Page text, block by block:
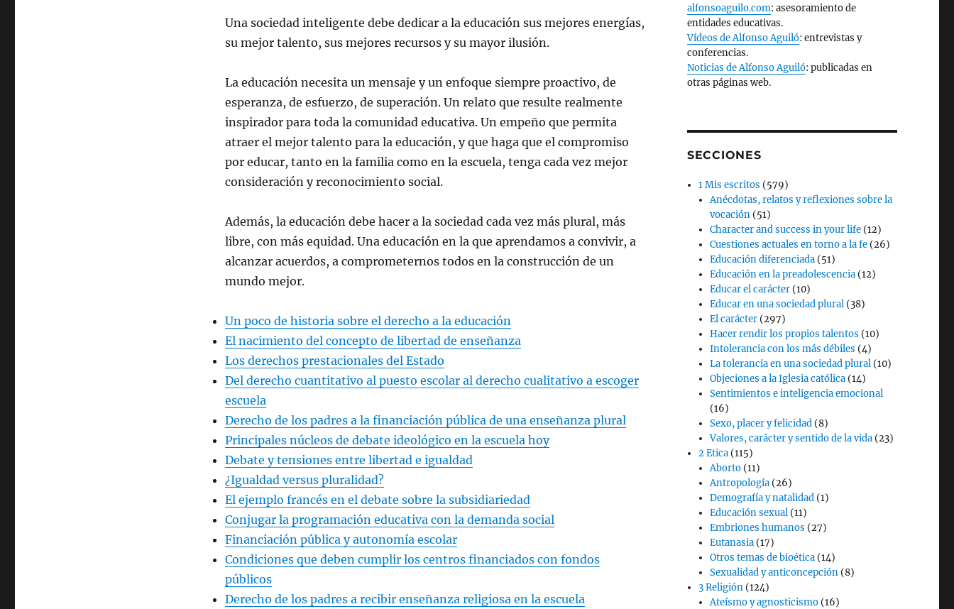
Una sociedad inteligente debe dedicar a la educación sus mejores energías,
su mejor talento, sus mejores recursos y su mayor ilusión.
La educación necesita un mensaje y un enfoque siempre proactivo, de
esperanza, de esfuerzo, de superación. Un relato que resulte realmente
inspirador para toda la comunidad educativa. Un empeño que permita
atraer el mejor talento para la educación, y que haga que el compromiso
por educar, tanto en la familia como en la escuela, tenga cada vez mejor
consideración y reconocimiento social.
Además, la educación debe hacer a la sociedad cada vez más plural, más
libre, con más equidad. Una educación en la que aprendamos a convivir, a
alcanzar acuerdos, a comprometernos todos en la construcción de un
mundo mejor.
Un poco de historia sobre el derecho a la educación
El nacimiento del concepto de libertad de enseñanza
Los derechos prestacionales del Estado
Del derecho cuantitativo al puesto escolar al derecho cualitativo a escoger
escuela
Derecho de los padres a la financiación pública de una enseñanza plural
Principales núcleos de debate ideológico en la escuela hoy
Debate y tensiones entre libertad e igualdad
¿Igualdad versus pluralidad?
El ejemplo francés en el debate sobre la subsidiariedad
Conjugar la programación educativa con la demanda social
Financiación pública y autonomía escolar
Condiciones que deben cumplir los centros financiados con fondos
públicos
Derecho de los padres a recibir enseñanza religiosa en la escuela
alfonsoaguilo.com: asesoramiento de
entidades educativas.
Vídeos de Alfonso Aguiló: entrevistas y
conferencias.
Noticias de Alfonso Aguiló: publicadas en
otras páginas web.
SECCIONES
1 Mis escritos (579)
Anécdotas, relatos y reflexiones sobre la
vocación (51)
Character and success in your life (12)
Cuestiones actuales en torno a la fe (26)
Educación diferenciada (51)
Educación en la preadolescencia (12)
Educar el carácter (10)
Educar en una sociedad plural (38)
El carácter (297)
Hacer rendir los propios talentos (10)
Intolerancia con los más débiles (4)
La tolerancia en una sociedad plural (10)
Objeciones a la Iglesia católica (14)
Sentimientos e inteligencia emocional
(16)
Sexo, placer y felicidad (8)
Valores, carácter y sentido de la vida (23)
2 Etica (115)
Aborto (11)
Antropología (26)
Demografía y natalidad (1)
Educación sexual (11)
Embriones humanos (27)
Eutanasia (17)
Otros temas de bioética (14)
Sexualidad y anticoncepción (8)
3 Religión (124)
Ateísmo y agnosticismo (16)